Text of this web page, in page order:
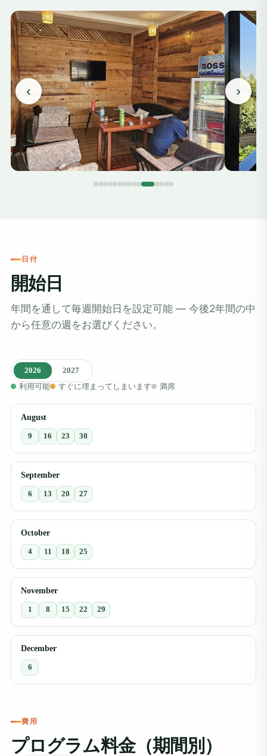
‹ ›
日付
開始日
年間を通して毎週開始日を設定可能 ― 今後2年間の中
から任意の週をお選びください。
2026
2027
利用可能
すぐに埋まってしまいます 満席
August
9 16 23 30
September
6 13 20 27
October
4 11 18 25
November
1 8 15 22 29
December
6
費用
プログラム料金（期間別）